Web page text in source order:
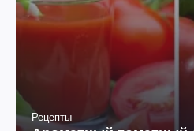
Рецепты